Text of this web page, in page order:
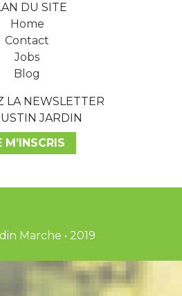
DU SITE
Home
Contact
Jobs
Blog
LA NEWSLETTER
JARDIN
M’INSCRIS
Marche • 2019